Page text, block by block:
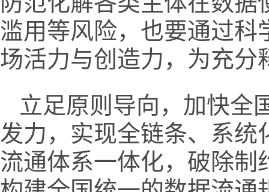
滥用等风险，也要通过科
场活力与创造力，为充分
立足原则导向，加快全
发力，实现全链条、系统
流通体系一体化，破除制